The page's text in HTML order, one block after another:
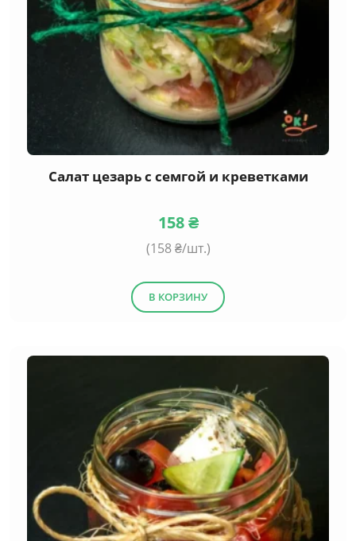
Салат цезарь с семгой и креветками
158₴
(158₴/шт.)
В КОРЗИНУ